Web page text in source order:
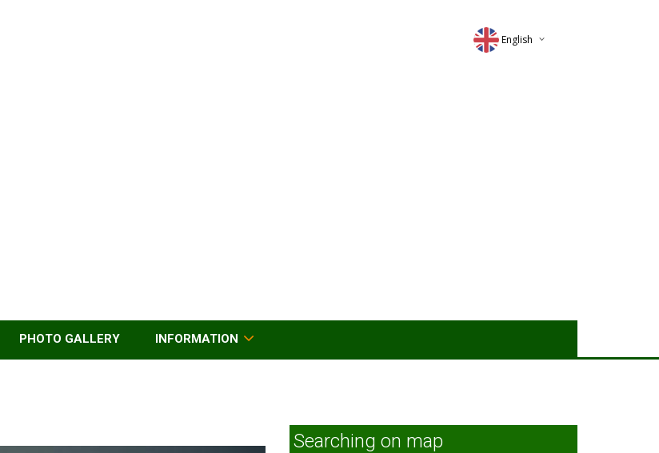
English
PHOTO GALLERY INFORMATION
Searching on map